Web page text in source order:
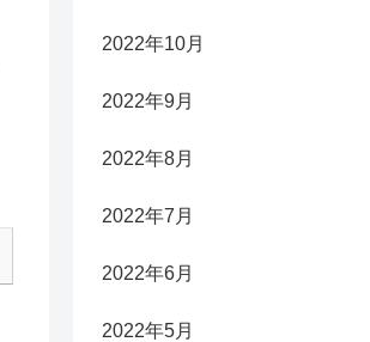
2022年10月
2022年9月
2022年8月
2022年7月
2022年6月
2022年5月